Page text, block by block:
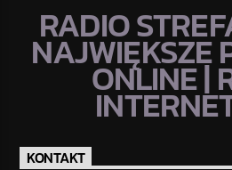
RADIO
NAJWIĘKSZE
ONLINE |
KONTAKT